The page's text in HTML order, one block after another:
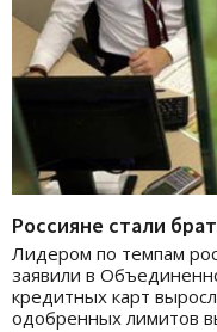
Россияне стали
Лидером по темпам
заявили в
кредитных карт
одобренных лимитов